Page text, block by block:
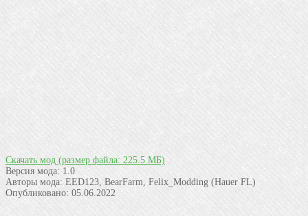
Скачать мод (размер файла: 225.5 МБ)
Версия мода: 1.0
Авторы мода: EED123, BearFarm, Felix_Modding (Hauer FL)
Опубликовано: 05.06.2022